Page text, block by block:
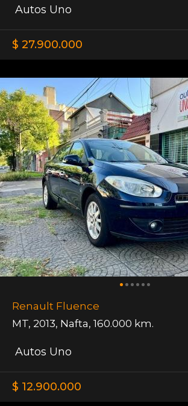
Autos Uno
$ 27.900.000
Renault Fluence
MT, 2013, Nafta, 160.000 km.
Autos Uno
$ 12.900.000